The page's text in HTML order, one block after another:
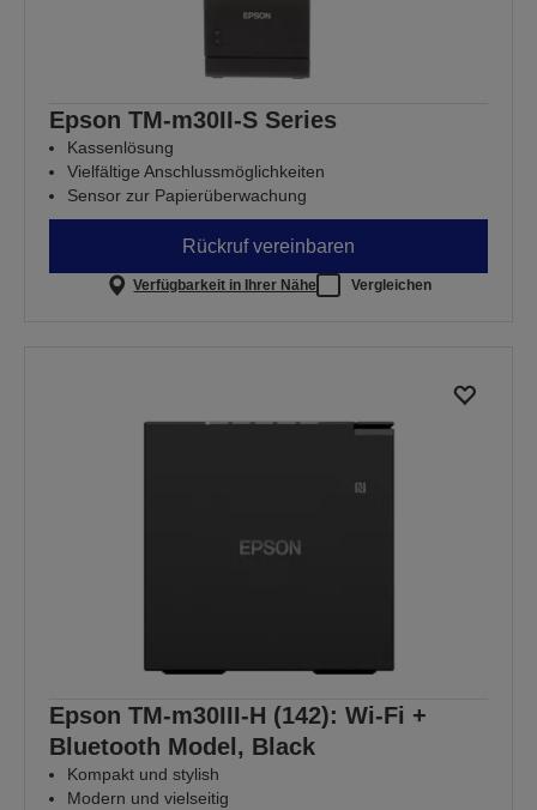
Epson TM-m30II-S Series
Kassenlösung
Vielfältige Anschlussmöglichkeiten
Sensor zur Papierüberwachung
Rückruf vereinbaren
Verfügbarkeit in Ihrer Nähe Vergleichen
Epson TM-m30III-H (142): Wi-Fi +
Bluetooth Model, Black
Kompakt und stylish
Modern und vielseitig